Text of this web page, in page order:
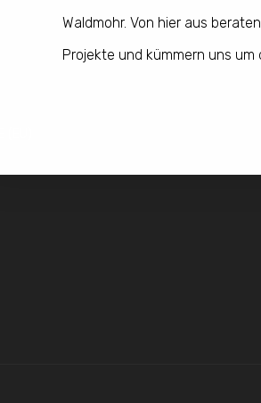
Waldmohr. Von hier aus
Projekte und kümmern uns